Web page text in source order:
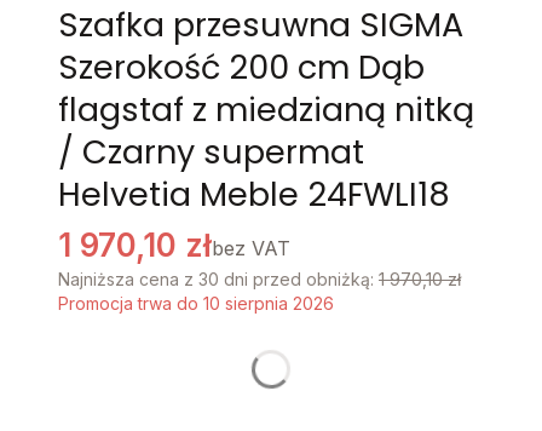
Szafka przesuwna SIGMA
Szerokość 200 cm Dąb
flagstaf z miedzianą nitką
/ Czarny supermat
Helvetia Meble 24FWLI18
1 970,10 złbez VAT
Najniższa cena z 30 dni przed obniżką: 1 970,10 zł
Promocja trwa do 10 sierpnia 2026
Stwórz swój wymarzony mebel
Poszczególne warianty mogą różnić się ceną